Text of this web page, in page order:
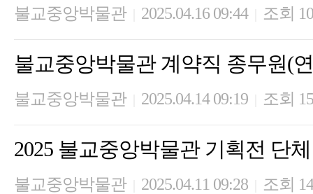
불교중앙박물관 2025.04.16 09:44 조회
불교중앙박물관 계약직 종무원(
불교중앙박물관 2025.04.14 09:19 조회
2025 불교중앙박물관 기획전 단
불교중앙박물관 2025.04.11 09:28 조회